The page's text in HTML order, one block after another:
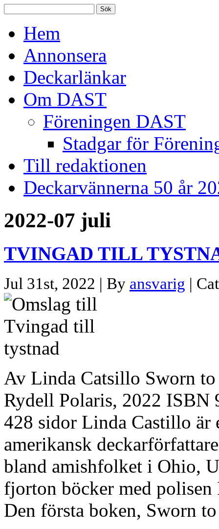
Hem
Annonsera
Deckarlänkar
Om DAST
Föreningen DAST
Stadgar för
Till redaktionen
Deckarvännerna 50 år
2022-07 juli
TVINGAD TILL
Jul 31st, 2022 | By ansvarig |
Av Linda Catsillo Sworn
Rydell Polaris, 2022 ISBN
428 sidor Linda Castillo är
amerikansk
bland amishfolket i Ohio,
fjorton böcker med
Den första boken, Sworn